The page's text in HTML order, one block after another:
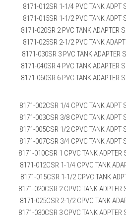
8171-012SR 1-1/4 PVC TANK ADPT
8171-015SR 1-1/2 PVC TANK ADPT
8171-020SR 2 PVC TANK ADAPTER
8171-025SR 2-1/2 PVC TANK
8171-030SR 3 PVC TANK ADAPTER
8171-040SR 4 PVC TANK ADAPTER
8171-060SR 6 PVC TANK ADAPTER
8171-002CSR 1/4 CPVC TANK ADPT
8171-003CSR 3/8 CPVC TANK ADPT
8171-005CSR 1/2 CPVC TANK ADPT
8171-007CSR 3/4 CPVC TANK ADPT
8171-010CSR 1 CPVC TANK ADPTER
8171-012CSR 1-1/4 CPVC TANK
8171-015CSR 1-1/2 CPVC TANK
8171-020CSR 2 CPVC TANK ADPTER
8171-025CSR 2-1/2 CPVC TANK
8171-030CSR 3 CPVC TANK ADPTER